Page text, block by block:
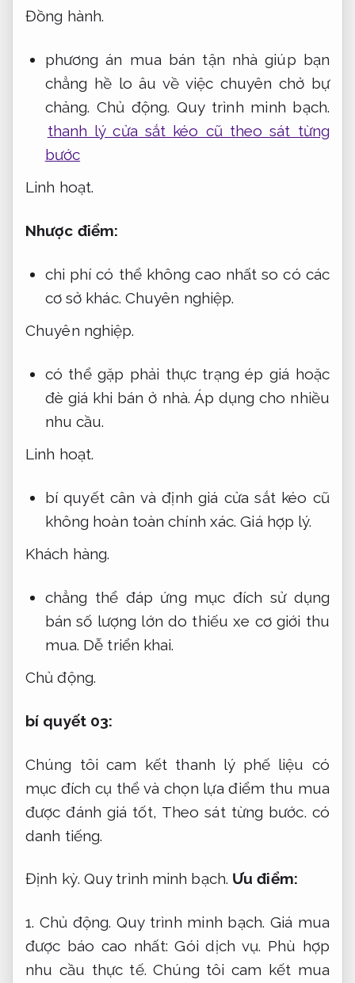
Đồng hành.
phương án mua bán tận nhà giúp bạn
chẳng hề lo âu về việc chuyên chở bự
chảng. Chủ động. Quy trình minh bạch.
thanh lý cửa sắt kéo cũ theo sát từng
bước
Linh hoạt.
Nhược điểm:
chi phí có thể không cao nhất so có các
cơ sở khác. Chuyên nghiệp.
Chuyên nghiệp.
có thể gặp phải thực trạng ép giá hoặc
đè giá khi bán ở nhà. Áp dụng cho nhiều
nhu cầu.
Linh hoạt.
bí quyết cân và định giá cửa sắt kéo cũ
không hoàn toàn chính xác.Giá hợp lý.
Khách hàng.
chẳng thể đáp ứng mục đích sử dụng
bán số lượng lớn do thiếu xe cơ giới thu
mua. Dễ triển khai.
Chủ động.
bí quyết 03:
Chúng tôi cam kết thanh lý phế liệu có
mục đích cụ thể và chọn lựa điểm thu mua
được đánh giá tốt, Theo sát từng bước. có
danh tiếng.
Định kỳ. Quy trình minh bạch. Ưu điểm:
1. Chủ động. Quy trình minh bạch. Giá mua
được báo cao nhất:Gói dịch vụ. Phù hợp
nhu cầu thực tế. Chúng tôi cam kết mua